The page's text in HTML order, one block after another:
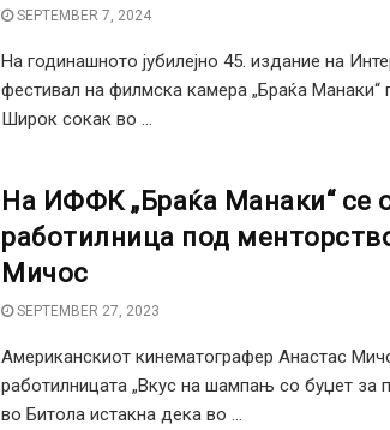
SEPTEMBER 7, 2024
На годинашното јубилејно 45. издание на
фестивал на филмска камера „Браќа Манаки“
Широк сокак во ...
На ИФФК „Браќа Манаки“ се
работилница под
Мичос
SEPTEMBER 27, 2023
Американскиот кинематографер Анастас
работилницата „Вкус на шампањ со буџет за
во Битола истакна дека во ...